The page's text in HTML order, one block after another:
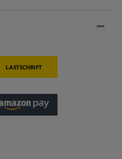
Lastschrift